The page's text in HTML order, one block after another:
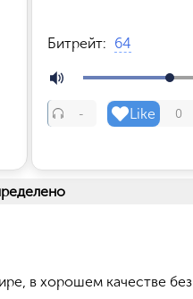
Битрейт: 64
- Like 0
в хорошем качестве без